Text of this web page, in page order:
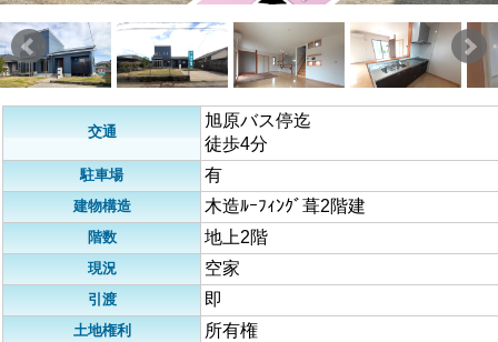
交通
旭原バス停迄
徒歩4分
駐車場 有
建物構造 木造ﾙｰﾌｨﾝｸﾞ葺2階建
階数 地上2階
現況 空家
引渡 即
土地権利 所有権